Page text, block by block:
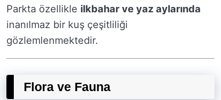
Parkta özellikle ilkbahar ve yaz aylarında
inanılmaz bir kuş çeşitliliği
gözlemlenmektedir.
Flora ve Fauna